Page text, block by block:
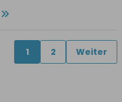
1 2 Weiter